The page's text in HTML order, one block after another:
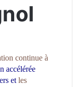
continue à
accélérée
et les